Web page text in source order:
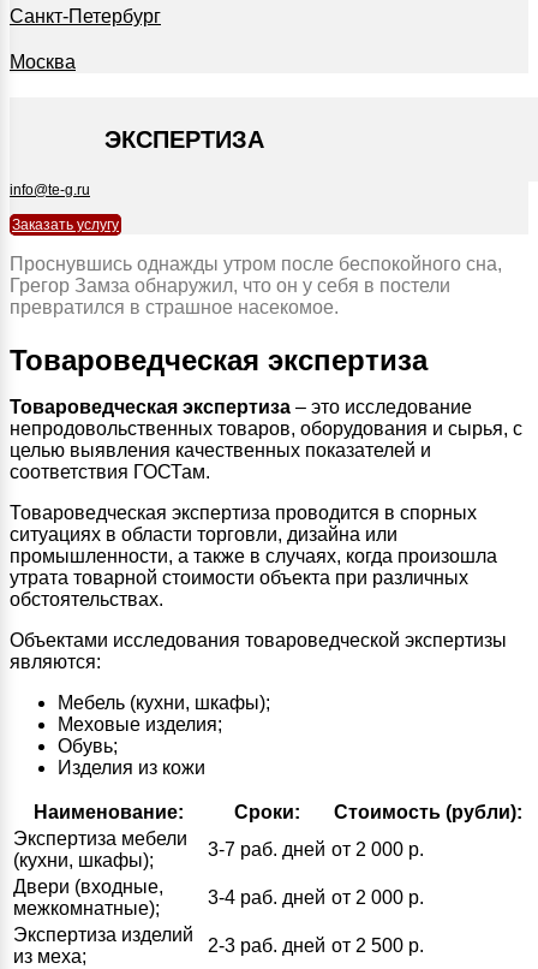
Санкт-Петербург
Москва
ЭКСПЕРТИЗА
info@te-g.ru
Заказать услугу
Проснувшись однажды утром после беспокойного сна,
Грегор Замза обнаружил, что он у себя в постели
превратился в страшное насекомое.
Товароведческая экспертиза
Товароведческая экспертиза – это исследование
непродовольственных товаров, оборудования и сырья, с
целью выявления качественных показателей и
соответствия ГОСТам.
Товароведческая экспертиза проводится в спорных
ситуациях в области торговли, дизайна или
промышленности, а также в случаях, когда произошла
утрата товарной стоимости объекта при различных
обстоятельствах.
Объектами исследования товароведческой экспертизы
являются:
Мебель (кухни, шкафы);
Меховые изделия;
Обувь;
Изделия из кожи
Наименование: Сроки:
Стоимость (рубли):
Экспертиза мебели
(кухни, шкафы);
3-7 раб. дней от 2 000 р.
Двери (входные,
межкомнатные);
3-4 раб. дней от 2 000 р.
Экспертиза изделий
из меха;
2-3 раб. дней от 2 500 р.